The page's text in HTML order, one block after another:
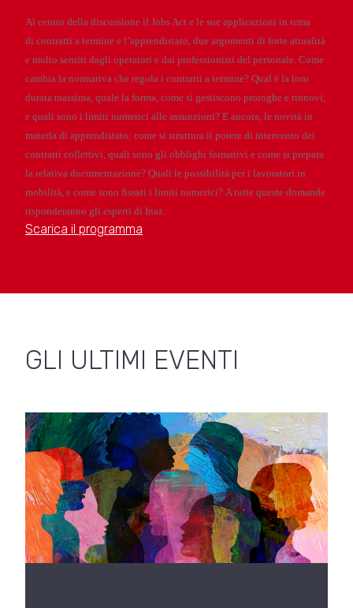
Al centro della discussione il Jobs Act e le sue applicazioni in tema
di contratti a termine e l’apprendistato, due argomenti di forte attualità
e molto sentiti dagli operatori e dai professionisti del personale. Come
cambia la normativa che regola i contratti a termine? Qual è la loro
durata massima, quale la forma, come si gestiscono proroghe e rinnovi,
e quali sono i limiti numerici alle assunzioni? E ancora, le novità in
materia di apprendistato: come si struttura il potere di intervento dei
contratti collettivi, quali sono gli obblighi formativi e come si prepara
la relativa documentazione? Quali le possibilità per i lavoratori in
mobilità, e come sono fissati i limiti numerici? A tutte queste domande
risponderanno gli esperti di Inaz.
Scarica il programma
GLI ULTIMI EVENTI